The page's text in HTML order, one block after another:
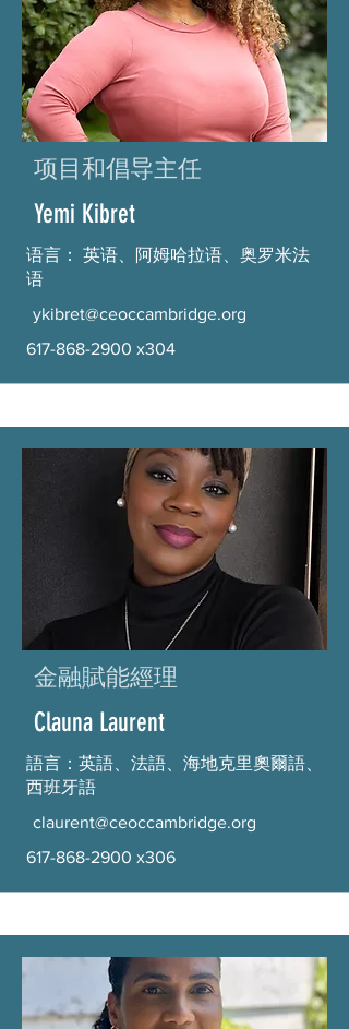
项目和倡导主任
Yemi Kibret
语言： 英语、阿姆哈拉语、奥罗米法
语
ykibret@ceoccambridge.org
617-868-2900 x304
金融賦能經理
Clauna Laurent
語言：英語、法語、海地克里奧爾語、
西班牙語
claurent@ceoccambridge.org
617-868-2900 x306